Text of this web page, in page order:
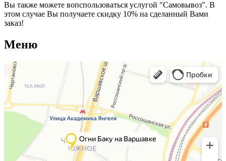
Вы также можете вопспользоваться услугой "Самовывоз". В
этом случае Вы получаете скидку 10% на сделанный Вами
заказ!
Меню